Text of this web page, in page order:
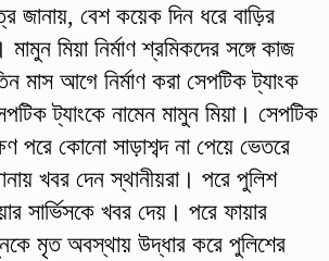
জানায়, বেশ কয়েক দিন ধরে বাড়ির
মিয়া নির্মাণ শ্রমিকদের সঙ্গে কাজ
মাস আগে নির্মাণ করা সেপটিক ট্যাংক
ট্যাংকে নামেন মামুন মিয়া। সেপটিক
পরে কোনো সাড়াশব্দ না পেয়ে ভেতরে
খবর দেন স্থানীয়রা। পরে পুলিশ
সার্ভিসকে খবর দেয়। পরে ফায়ার
মৃত অবস্থায় উদ্ধার করে পুলিশের